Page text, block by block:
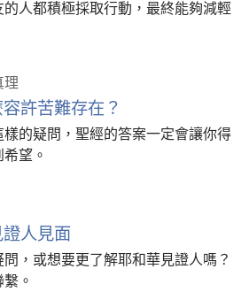
人都積極採取行動，最終能夠減輕
理
許苦難存在？
的疑問，聖經的答案一定會讓你得
望。
人見面
，或想要更了解耶和華見證人嗎？
。